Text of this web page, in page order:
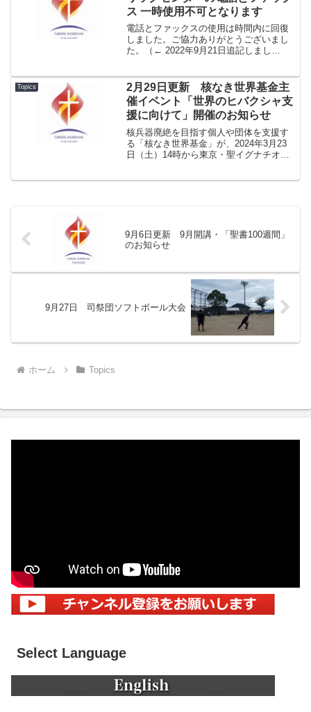
ス 一時使用不可となります
電話とファックスの使用は時間内に回復
しました。ご協力ありがとうございまし
た。（← 2022年9月21日追記しまし
日時に通信機器の電源をオフにいたしま
す。この間は、電...
Topics
2月29日更新 核なき世界基金主
催イベント「世界のヒバクシャ支
援に向けて」開催のお知らせ
核兵器廃絶を目指す個人や団体を支援す
る「核なき世界基金」が、2024年3月23
日（土）14時から東京・聖イグナチオ教
9月6日更新 9月開講・「聖書100週間」
のお知らせ
9月27日 司祭団ソフトボール大会
ホーム Topics
Select Language